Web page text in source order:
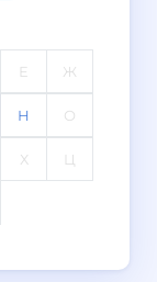
Е Ж
Н О
Х Ц